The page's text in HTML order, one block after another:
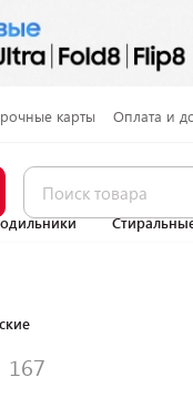
карты Оплата и